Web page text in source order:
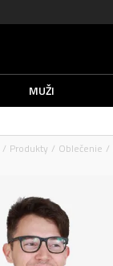
MUŽI
Produkty Oblečenie